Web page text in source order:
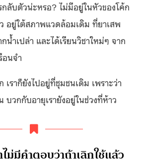
ลับตัวน่ะหรอ? ไม่มีอยู่ในหัวของโค้ก
อยู่ใต้สภาพแวดล้อมเดิม ที่ยาเสพ
น้ำเปล่า และได้เรียนวิชาใหม่ๆ จาก
อนจำ
เราก็ยังไปอยู่ที่ชุมชนเดิม เพราะว่า
บวกกับอายุเรายังอยู่ในช่วงที่ห้าว
ม่มีคำตอบว่าถ้าเลิกใช้แล้ว